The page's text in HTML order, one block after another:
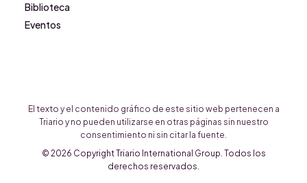
Biblioteca
Eventos
El texto y el contenido gráfico de este sitio web pertenecen a
Triario y no pueden utilizarse en otras páginas sin nuestro
consentimiento ni sin citar la fuente.
© 2026 Copyright Triario International Group. Todos los
derechos reservados.